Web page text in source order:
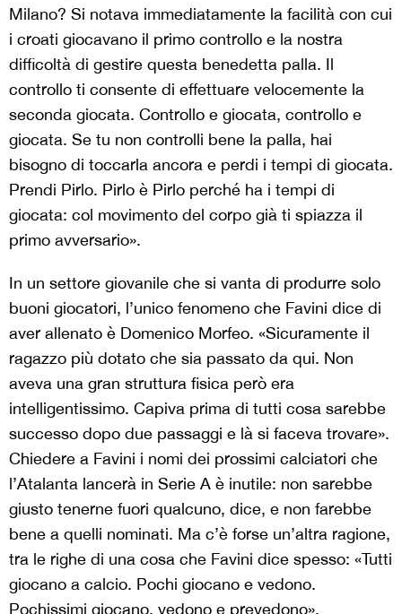
Milano? Si notava immediatamente la facilità con cui
i croati giocavano il primo controllo e la nostra
difficoltà di gestire questa benedetta palla. Il
controllo ti consente di effettuare velocemente la
seconda giocata. Controllo e giocata, controllo e
giocata. Se tu non controlli bene la palla, hai
bisogno di toccarla ancora e perdi i tempi di giocata.
Prendi Pirlo. Pirlo è Pirlo perché ha i tempi di
giocata: col movimento del corpo già ti spiazza il
primo avversario».
In un settore giovanile che si vanta di produrre solo
buoni giocatori, l’unico fenomeno che Favini dice di
aver allenato è Domenico Morfeo. «Sicuramente il
ragazzo più dotato che sia passato da qui. Non
aveva una gran struttura fisica però era
intelligentissimo. Capiva prima di tutti cosa sarebbe
successo dopo due passaggi e là si faceva trovare».
Chiedere a Favini i nomi dei prossimi calciatori che
l’Atalanta lancerà in Serie A è inutile: non sarebbe
giusto tenerne fuori qualcuno, dice, e non farebbe
bene a quelli nominati. Ma c’è forse un’altra ragione,
tra le righe di una cosa che Favini dice spesso: «Tutti
giocano a calcio. Pochi giocano e vedono.
Pochissimi giocano, vedono e prevedono».